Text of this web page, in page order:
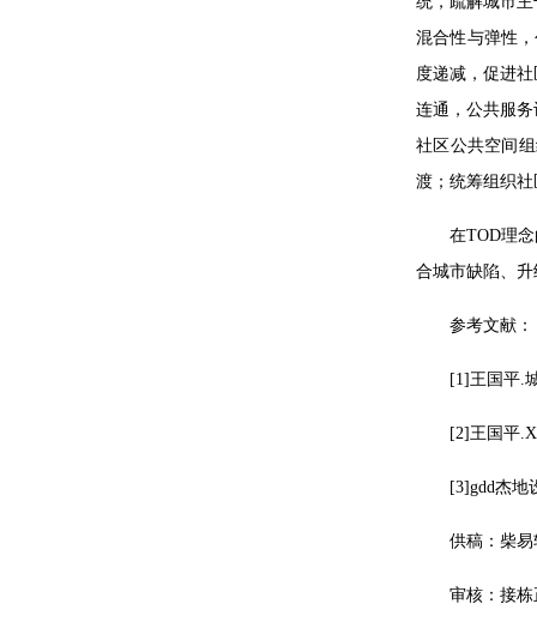
混合性与弹性
度递减，促进
连通，公共服
社区公共空间
渡；统筹组织
在TOD理
合城市缺陷、
参考文献：
[1]王国平.
[2]王国平
[3]gdd杰地
供稿：柴易
审核：接栋